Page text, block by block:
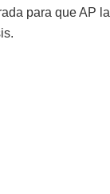
para que AP la